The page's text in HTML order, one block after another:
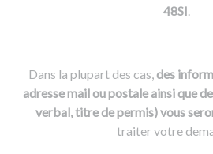
48SI.
Dans la plupart des cas,des
adresse mail ou postale ainsi que
verbal, titre de permis) vous
traiter votre